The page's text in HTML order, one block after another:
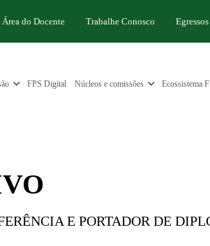
Área do Docente Trabalhe Conosco Egressos
FPS Digital Núcleos e comissões Ecossistema
E PORTADOR DE